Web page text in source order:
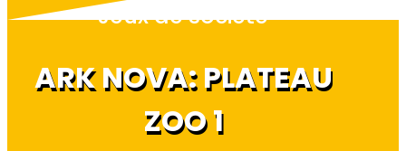
Jeux de société
ARK NOVA: PLATEAU
ZOO 1